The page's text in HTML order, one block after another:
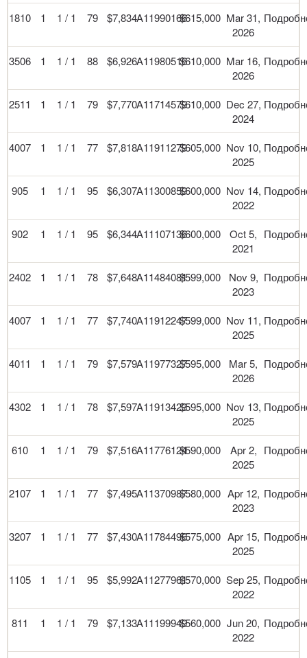
1810 1 1 / 1 79 $7,834A11990166$615,000 Mar 31,
2026
3506 1 1 / 1 88 $6,926A11980516$610,000 Mar 16,
2026
2511 1 1 / 1 79 $7,770A11714579$610,000 Dec 27,
2024
4007 1 1 / 1 77 $7,818A11911279$605,000 Nov 10,
2025
905 1 1 / 1 95 $6,307A11300859$600,000 Nov 14,
2022
902 1 1 / 1 95 $6,344A11107136$600,000
Oct 5,
2021
2402 1 1 / 1 78 $7,648A11484081$599,000
Nov 9,
2023
4007 1 1 / 1 77 $7,740A11912247$599,000 Nov 11,
2025
4011 1 1 / 1 79 $7,579A11977327$595,000
Mar 5,
2026
4302 1 1 / 1 78 $7,597A11913423$595,000 Nov 13,
2025
610 1 1 / 1 79 $7,516A11776124$590,000
Apr 2,
2025
2107 1 1 / 1 77 $7,495A11370987$580,000 Apr 12,
2023
3207 1 1 / 1 77 $7,430A11784496$575,000 Apr 15,
2025
1105 1 1 / 1 95 $5,992A11277961$570,000 Sep 25,
2022
811 1 1 / 1 79 $7,133A11199949$560,000 Jun 20,
2022